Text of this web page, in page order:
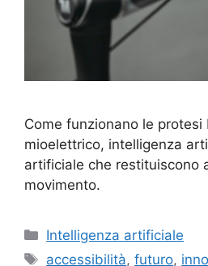
Come funzionano le
mioelettrico, intelligenza
artificiale che restituiscono
movimento.
Categorie
Intelligenza artificiale
Tag
accessibilità,futuro,